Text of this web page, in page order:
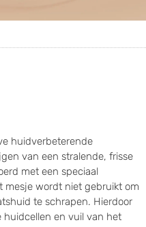
huidverbeterende
van een stralende, frisse
met een speciaal
wordt niet gebruikt om
te schrapen. Hierdoor
huidcellen en vuil van het